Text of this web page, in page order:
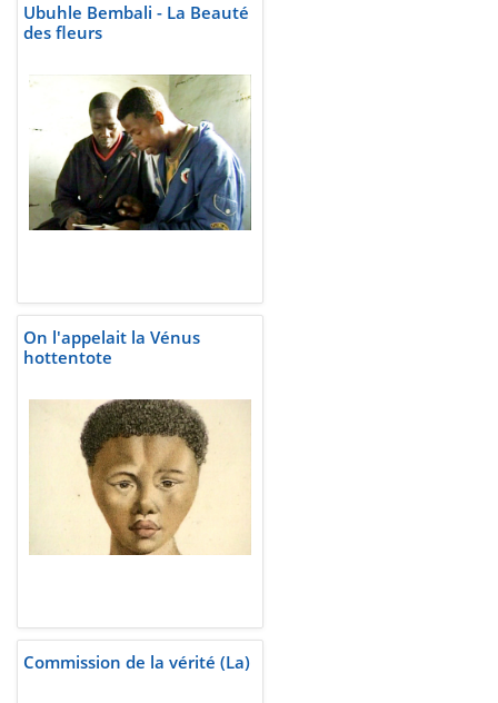
Ubuhle Bembali - La Beauté
des fleurs
On l'appelait la Vénus
hottentote
Commission de la vérité (La)